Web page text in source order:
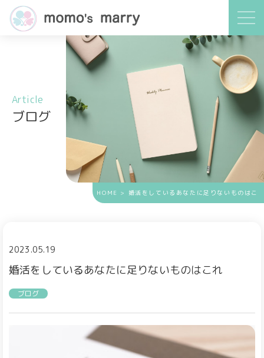
Article
ブログ
HOME > 婚活をしているあなたに足りないものはこ
2023.05.19
婚活をしているあなたに足りないものはこれ
ブログ